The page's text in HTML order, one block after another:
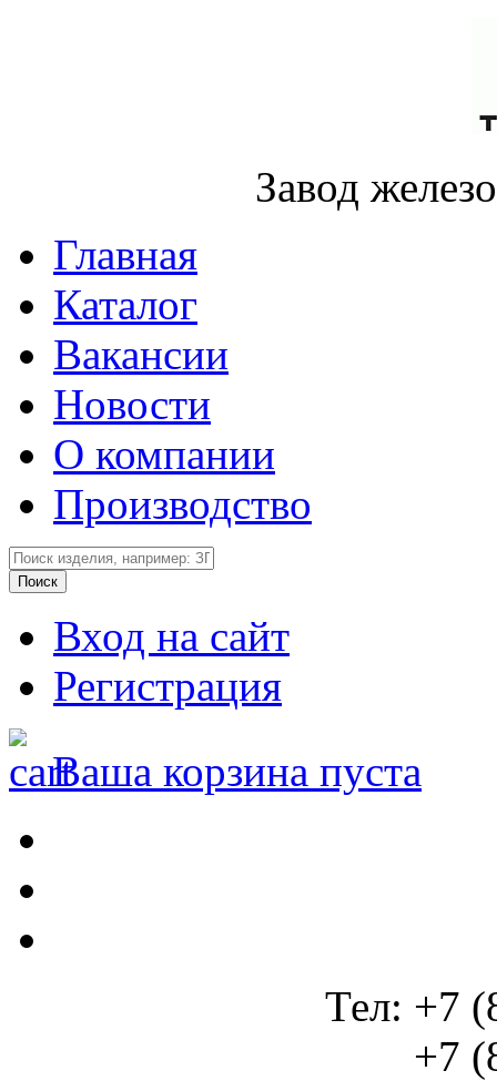
Завод
Главная
Каталог
Вакансии
Новости
О компании
Производство
Вход на сайт
Регистрация
Ваша корзина пуста
Тел: +7
+7